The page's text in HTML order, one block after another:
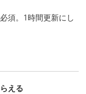
須。1時間更新にし
える